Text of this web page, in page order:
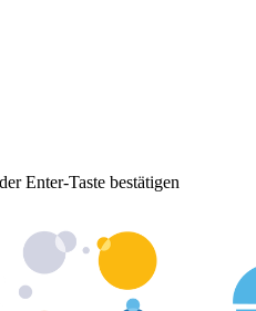
Enter-Taste bestätigen